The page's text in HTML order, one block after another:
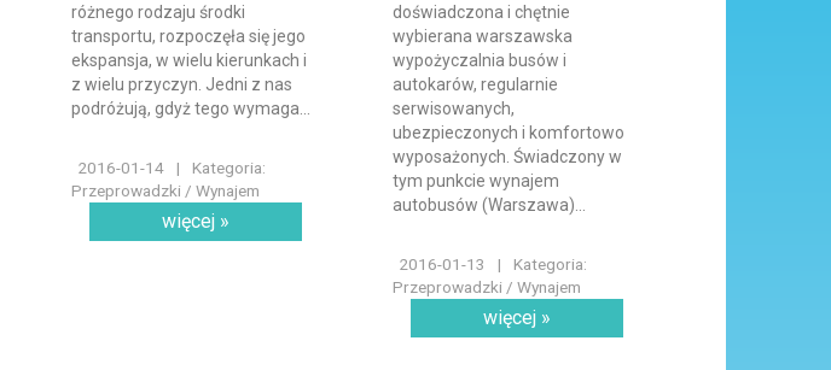
różnego rodzaju środki
transportu, rozpoczęła się jego
ekspansja, w wielu kierunkach i
z wielu przyczyn. Jedni z nas
podróżują, gdyż tego wymaga...
2016-01-14 |
Kategoria:
Przeprowadzki / Wynajem
więcej »
doświadczona i chętnie
wybierana warszawska
wypożyczalnia busów i
autokarów, regularnie
serwisowanych,
ubezpieczonych i komfortowo
wyposażonych. Świadczony w
tym punkcie wynajem
autobusów (Warszawa)...
2016-01-13 |
Kategoria:
Przeprowadzki / Wynajem
więcej »